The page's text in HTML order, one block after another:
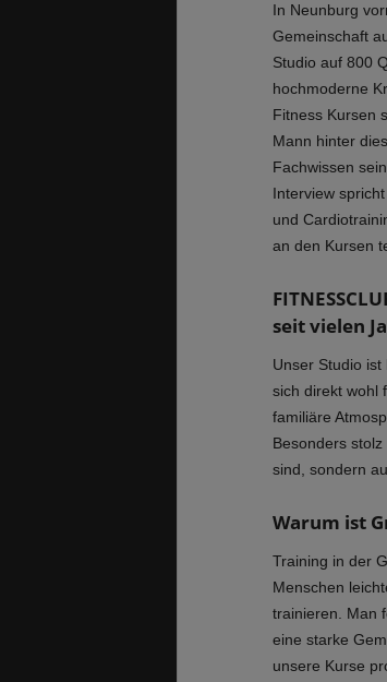
In Neunburg
Gemeinschaft
Studio auf 800
hochmoderne
Fitness Kursen
Mann hinter
Fachwissen
Interview
und
an den Kursen
seit vielen
Unser Studio
sich direkt wohl
familiäre
Besonders
sind, sondern
Warum ist
Training in der
Menschen
trainieren. Man
eine starke
unsere Kurse